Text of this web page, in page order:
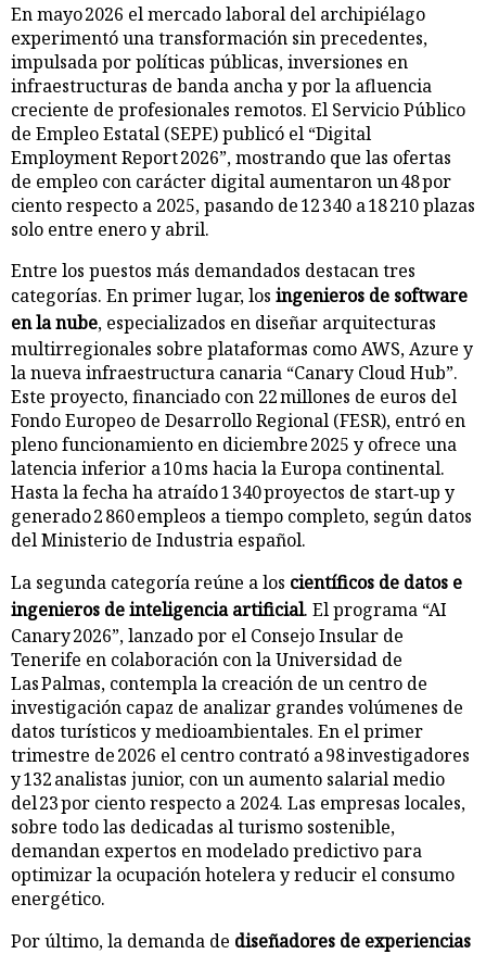
En mayo 2026 el mercado laboral del archipiélago
experimentó una transformación sin precedentes,
impulsada por políticas públicas, inversiones en
infraestructuras de banda ancha y por la afluencia
creciente de profesionales remotos. El Servicio Público
de Empleo Estatal (SEPE) publicó el “Digital
Employment Report 2026”, mostrando que las ofertas
de empleo con carácter digital aumentaron un 48 por
ciento respecto a 2025, pasando de 12 340 a 18 210 plazas
solo entre enero y abril.
Entre los puestos más demandados destacan tres
categorías. En primer lugar, los ingenieros de software
en la nube, especializados en diseñar arquitecturas
multirregionales sobre plataformas como AWS, Azure y
la nueva infraestructura canaria “Canary Cloud Hub”.
Este proyecto, financiado con 22 millones de euros del
Fondo Europeo de Desarrollo Regional (FESR), entró en
pleno funcionamiento en diciembre 2025 y ofrece una
latencia inferior a 10 ms hacia la Europa continental.
Hasta la fecha ha atraído 1 340 proyectos de start‑up y
generado 2 860 empleos a tiempo completo, según datos
del Ministerio de Industria español.
La segunda categoría reúne a los científicos de datos e
ingenieros de inteligencia artificial. El programa “AI
Canary 2026”, lanzado por el Consejo Insular de
Tenerife en colaboración con la Universidad de
Las Palmas, contempla la creación de un centro de
investigación capaz de analizar grandes volúmenes de
datos turísticos y medioambientales. En el primer
trimestre de 2026 el centro contrató a 98 investigadores
y 132 analistas junior, con un aumento salarial medio
del 23 por ciento respecto a 2024. Las empresas locales,
sobre todo las dedicadas al turismo sostenible,
demandan expertos en modelado predictivo para
optimizar la ocupación hotelera y reducir el consumo
energético.
Por último, la demanda de diseñadores de experiencias